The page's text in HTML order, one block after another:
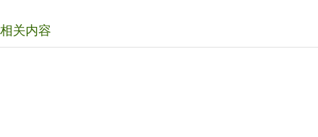
相关内容